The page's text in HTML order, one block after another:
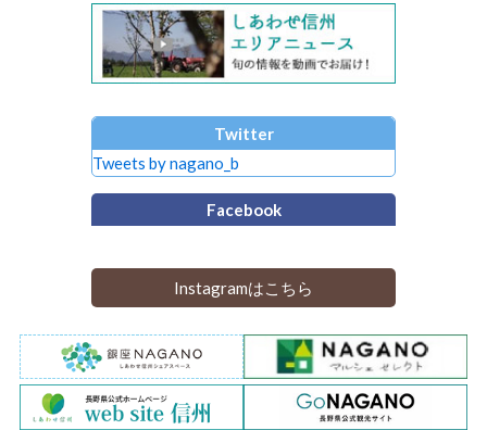
Twitter
Tweets by nagano_b
Facebook
Instagramはこちら